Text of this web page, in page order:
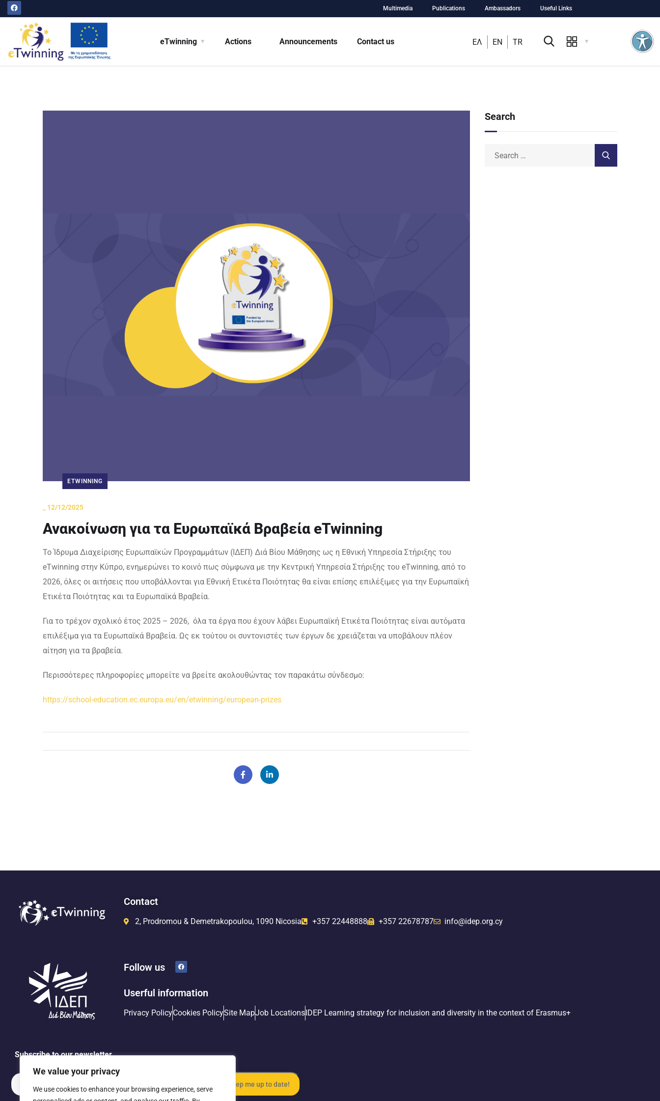
We value your privacy
We use cookies to enhance your browsing experience, serve
Multimedia Publications Ambassadors Useful Links
eTwinning Actions Announcements Contact us ΕΛ EN TR
ETWINNING
12/12/2025
Ανακοίνωση για τα Ευρωπαϊκά Βραβεία eTwinning
Το Ίδρυμα Διαχείρισης Ευρωπαϊκών Προγραμμάτων (ΙΔΕΠ) Διά Βίου Μάθησης ως η Εθνική Υπηρεσία Στήριξης του
eTwinning στην Κύπρο, ενημερώνει το κοινό πως σύμφωνα με την Κεντρική Υπηρεσία Στήριξης του eTwinning, από το
2026, όλες οι αιτήσεις που υποβάλλονται για Εθνική Ετικέτα Ποιότητας θα είναι επίσης επιλέξιμες για την Ευρωπαϊκή
Ετικέτα Ποιότητας και τα Eυρωπαϊκά Bραβεία.
Για το τρέχον σχολικό έτος 2025 – 2026, όλα τα έργα που έχουν λάβει Ευρωπαϊκή Ετικέτα Ποιότητας είναι αυτόματα
επιλέξιμα για τα Ευρωπαϊκά Βραβεία. Ως εκ τούτου οι συντονιστές των έργων δε χρειάζεται να υποβάλουν πλέον
αίτηση για τα βραβεία.
Περισσότερες πληροφορίες μπορείτε να βρείτε ακολουθώντας τον παρακάτω σύνδεσμο:
https://school-education.ec.europa.eu/en/etwinning/european-prizes
Search
Contact
2, Prodromou & Demetrakopoulou, 1090 Nicosia +357 22448888 +357 22678787 info@idep.org.cy
Follow us
Userful information
Privacy PolicyCookies PolicySite MapJob LocationsIDEP Learning strategy for inclusion and diversity in the context of Erasmus+
Subscribe to our newsletter